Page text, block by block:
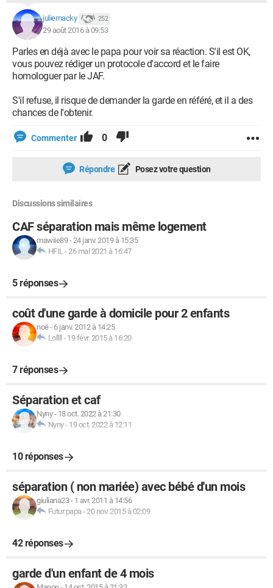
juliemacky 252
29 août 2016 à 09:53
Parles en déjà avec le papa pour voir sa réaction. S'il est OK,
vous pouvez rédiger un protocole d'accord et le faire
homologuer par le JAF.
S'il refuse, il risque de demander la garde en référé, et il a des
chances de l'obtenir.
Commenter 0
Répondre Posez votre question
Discussions similaires
CAF séparation mais même logement
mawiie89-24 janv. 2019 à 15:35
HFIL-26 mai 2021 à 16:47
5 réponses
coût d'une garde à domicile pour 2 enfants
noé- 6 janv. 2012 à 14:25
Lollll - 19 févr. 2015 à 16:20
7 réponses
Séparation et caf
Nyny- 18 oct. 2022 à 21:30
Nyny- 19 oct. 2022 à 12:11
10 réponses
séparation ( non mariée) avec bébé d'un mois
giuliana23- 1 avr. 2011 à 14:56
Futur papa -20 nov. 2015 à 02:09
42 réponses
garde d'un enfant de 4 mois